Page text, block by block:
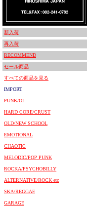
新入荷
再入荷
RECOMMEND
セール商品
すべての商品を見る
IMPORT
PUNK/OI
HARD CORE/CRUST
OLD/NEW SCHOOL
EMOTIONAL
CHAOTIC
MELODIC/POP PUNK
ROCKA/PSYCHOBILLY
ALTERNATIVE/ROCK etc
SKA/REGGAE
GARAGE